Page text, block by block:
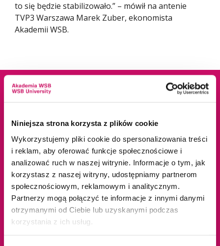
Niniejsza strona korzysta z plików cookie
Wykorzystujemy pliki cookie do spersonalizowania treści
i reklam, aby oferować funkcje społecznościowe i
analizować ruch w naszej witrynie. Informacje o tym, jak
korzystasz z naszej witryny, udostępniamy partnerom
społecznościowym, reklamowym i analitycznym.
Partnerzy mogą połączyć te informacje z innymi danymi
otrzymanymi od Ciebie lub uzyskanymi podczas
korzystania z ich usług.
to się będzie stabilizowało.” – mówił na antenie
TVP3 Warszawa Marek Zuber, ekonomista
Akademii WSB.
ul. Cieplaka 1C
41-300 Dąbrowa
Górnicza
tel.+48 32 295 93 00
email:info@wsb.edu.pl
NIP: 629-10-88-993
Dąbrowa Górnicza
Gliwice
Jaworzno
Katowice
Kraków
Olkusz